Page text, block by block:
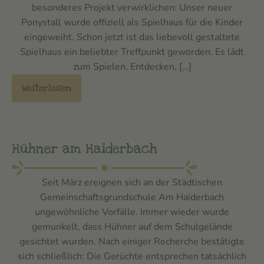
besonderes Projekt verwirklichen: Unser neuer
Ponystall wurde offiziell als Spielhaus für die Kinder
eingeweiht. Schon jetzt ist das liebevoll gestaltete
Spielhaus ein beliebter Treffpunkt geworden. Es lädt
zum Spielen, Entdecken, […]
Weiterlesen
Hühner am Haiderbach
Seit März ereignen sich an der Städtischen
Gemeinschaftsgrundschule Am Haiderbach
ungewöhnliche Vorfälle. Immer wieder wurde
gemunkelt, dass Hühner auf dem Schulgelände
gesichtet wurden. Nach einiger Recherche bestätigte
sich schließlich: Die Gerüchte entsprechen tatsächlich